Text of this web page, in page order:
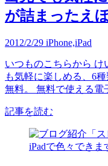
が詰まったえ
2012/2/29 iPhone,iPad
いつものこちらから
も気軽に楽しめる、6
無料。 無料で使える電
記事を読む